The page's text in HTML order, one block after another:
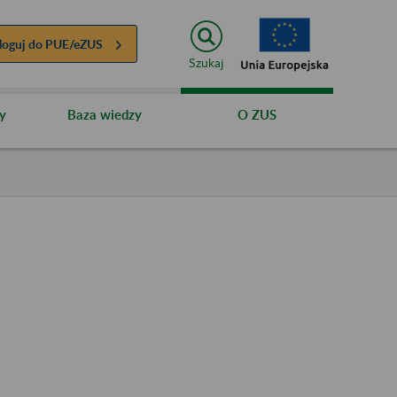
do PUE/eZUS
Szukaj
Baza wiedzy O ZUS